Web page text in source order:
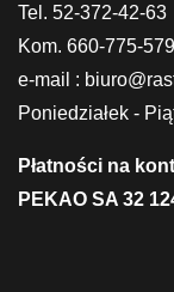
Tel. 52-372-42-63
Kom. 660-775-579
e-mail :
Poniedziałek -
Płatności na
PEKAO SA 32